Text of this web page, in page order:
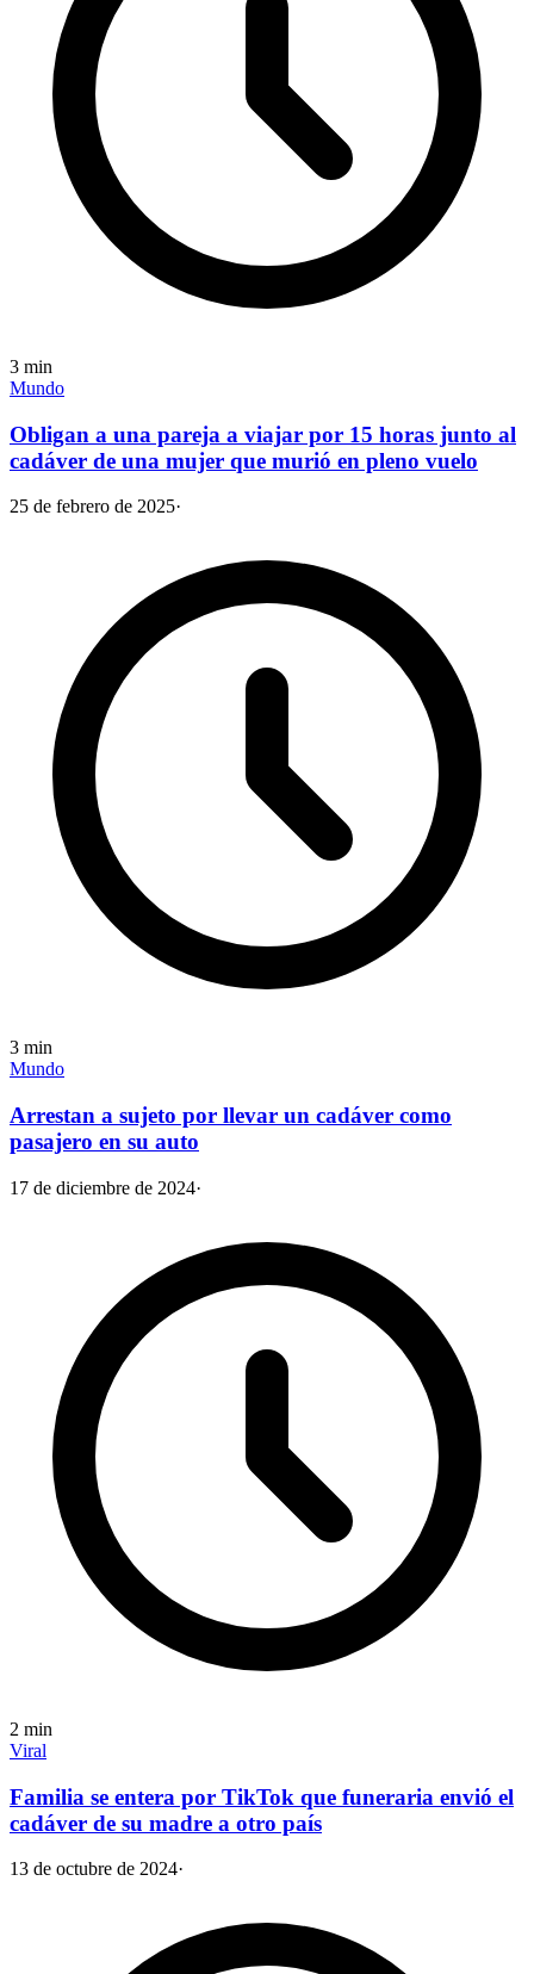
3 min
Mundo
Obligan a una pareja a viajar por 15 horas junto al
cadáver de una mujer que murió en pleno vuelo
25 de febrero de 2025·
3 min
Mundo
Arrestan a sujeto por llevar un cadáver como
pasajero en su auto
17 de diciembre de 2024·
2 min
Viral
Familia se entera por TikTok que funeraria envió el
cadáver de su madre a otro país
13 de octubre de 2024·